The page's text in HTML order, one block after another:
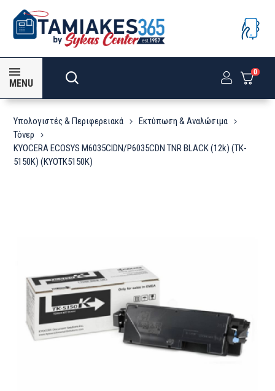
MENU
0
Υπολογιστές & Περιφερειακά
Εκτύπωση & Αναλώσιμα
Τόνερ
KYOCERA ECOSYS M6035CIDN/P6035CDN TNR BLACK (12k) (TK-
5150K) (KYOTK5150K)